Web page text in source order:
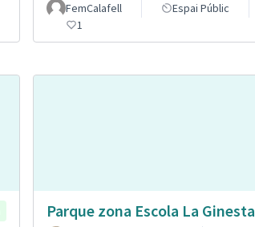
FemCalafell Espai Públic
1
Parque zona Escola La Ginesta